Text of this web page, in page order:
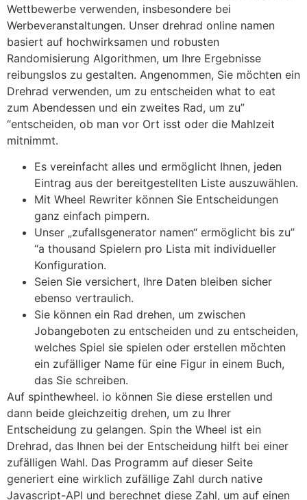
Wettbewerbe verwenden, insbesondere bei
Werbeveranstaltungen. Unser drehrad online namen
basiert auf hochwirksamen und robusten
Randomisierung Algorithmen, um Ihre Ergebnisse
reibungslos zu gestalten. Angenommen, Sie möchten ein
Drehrad verwenden, um zu entscheiden what to eat
zum Abendessen und ein zweites Rad, um zu”
“entscheiden, ob man vor Ort isst oder die Mahlzeit
mitnimmt.
Es vereinfacht alles und ermöglicht Ihnen, jeden
Eintrag aus der bereitgestellten Liste auszuwählen.
Mit Wheel Rewriter können Sie Entscheidungen
ganz einfach pimpern.
Unser „zufallsgenerator namen“ ermöglicht bis zu”
“a thousand Spielern pro Lista mit individueller
Konfiguration.
Seien Sie versichert, Ihre Daten bleiben sicher
ebenso vertraulich.
Sie können ein Rad drehen, um zwischen
Jobangeboten zu entscheiden und zu entscheiden,
welches Spiel sie spielen oder erstellen möchten
ein zufälliger Name für eine Figur in einem Buch,
das Sie schreiben.
Auf spinthewheel. io können Sie diese erstellen und
dann beide gleichzeitig drehen, um zu Ihrer
Entscheidung zu gelangen. Spin the Wheel ist ein
Drehrad, das Ihnen bei der Entscheidung hilft bei einer
zufälligen Wahl. Das Programm auf dieser Seite
generiert eine wirklich zufällige Zahl durch native
Javascript-API und berechnet diese Zahl, um auf einen